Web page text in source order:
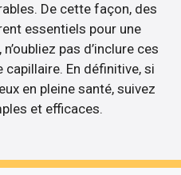
De cette façon, des
essentiels pour une
pas d’inclure ces
En définitive, si
en pleine santé, suivez
et efficaces.